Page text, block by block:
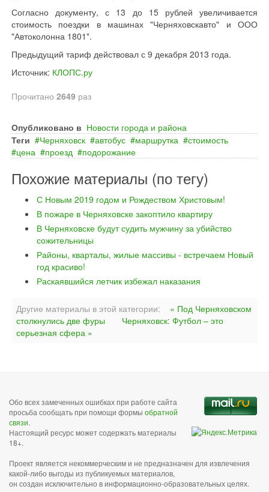
Согласно документу, с 13 до 15 рублей увеличивается
стоимость поездки в машинах "Черняховскавто" и ООО
"Автоколонна 1801".
Предыдущий тариф действовал с 9 декабря 2013 года.
Источник: КЛОПС.ру
Прочитано 2649 раз
Опубликовано в Новости города и района
Теги
Черняховск автобус маршрутка
стоимость
цена
проезд подорожание
Похожие материалы (по тегу)
С Новым 2019 годом и Рождеством Христовым!
В пожаре в Черняховске закоптило квартиру
В Черняховске будут судить мужчину за убийство
сожительницы
Районы, кварталы, жилые массивы - встречаем Новый
год красиво!
Раскаявшийся летчик избежал наказания
Другие материалы в этой категории:
« Под Черняховском
столкнулись две фуры
Черняховск: Футбол – это
серьезная сфера »
Обо всех замеченных ошибках при работе сайта
просьба сообщать при помощи формы обратной
связи.
Настоящий ресурс может содержать материалы
18+.
Проект является некоммерческим и не предназначен для извлечения
какой-либо выгоды из публикуемых материалов,
он создан исключительно в информационно-образовательных целях.